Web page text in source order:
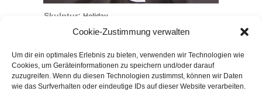
Cookie-Zustimmung verwalten
Um dir ein optimales Erlebnis zu bieten, verwenden wir Technologien wie
Cookies, um Geräteinformationen zu speichern und/oder darauf
zuzugreifen. Wenn du diesen Technologien zustimmst, können wir Daten
wie das Surfverhalten oder eindeutige IDs auf dieser Website verarbeiten.
Skulptur: Holiday
ACHILLES-STIFTUNG